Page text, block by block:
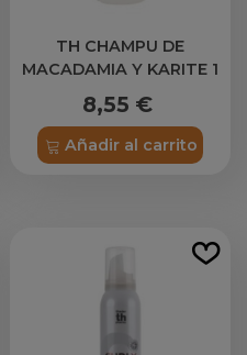
TH CHAMPU DE
MACADAMIA Y KARITE 1
L
8,55 €
Añadir al carrito